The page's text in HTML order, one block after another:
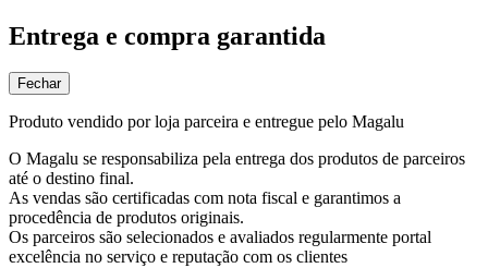
Entrega e compra garantida
Fechar
Produto vendido por loja parceira e entregue pelo Magalu
O Magalu se responsabiliza pela entrega dos produtos de parceiros
até o destino final.
As vendas são certificadas com nota fiscal e garantimos a
procedência de produtos originais.
Os parceiros são selecionados e avaliados regularmente portal
excelência no serviço e reputação com os clientes